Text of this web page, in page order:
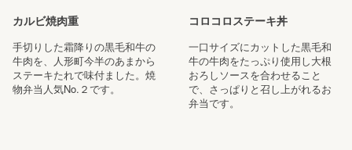
カルビ焼肉重
手切りした霜降りの黒毛和牛の
牛肉を、人形町今半のあまから
ステーキたれで味付ました。焼
物弁当人気No.２です。
コロコロステーキ丼
一口サイズにカットした黒毛和
牛の牛肉をたっぷり使用し大根
おろしソースを合わせること
で、さっぱりと召し上がれるお
弁当です。